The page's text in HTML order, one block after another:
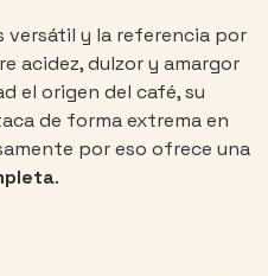
versátil y la referencia por
acidez, dulzor y amargor
el origen del café, su
de forma extrema en
por eso ofrece una
.